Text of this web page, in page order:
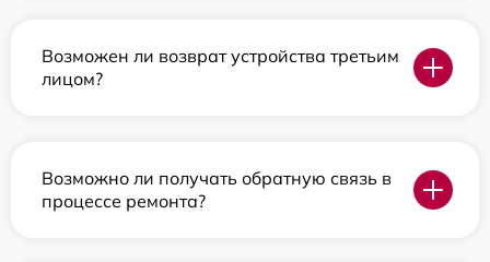
Возможен ли возврат устройства третьим
лицом?
Возможно ли получать обратную связь в
процессе ремонта?